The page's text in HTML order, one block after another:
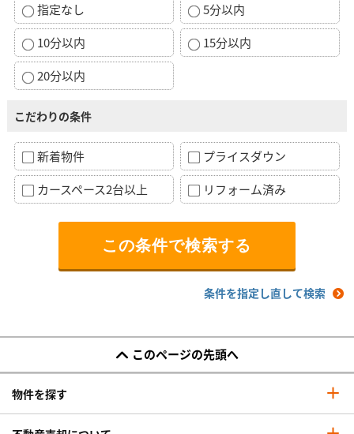
指定なし
5分以内
10分以内
15分以内
20分以内
こだわりの条件
新着物件
プライスダウン
カースペース2台以上
リフォーム済み
条件を指定し直して検索
このページの先頭へ
物件を探す